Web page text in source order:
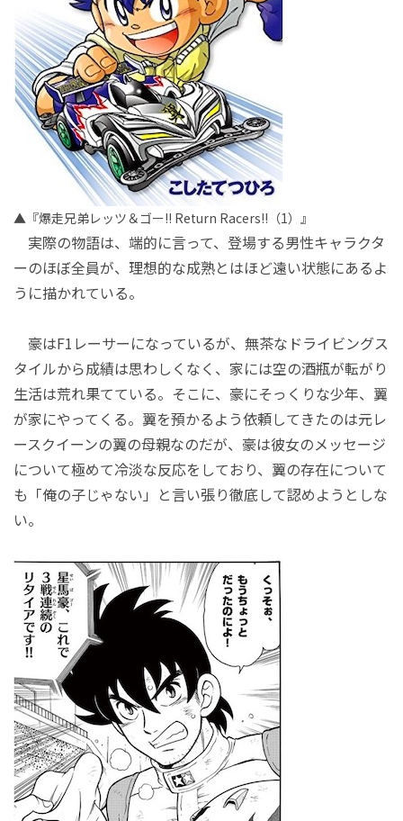
▲『爆走兄弟レッツ＆ゴー!! Return Racers!!（1）』
実際の物語は、端的に言って、登場する男性キャラクタ
ーのほぼ全員が、理想的な成熟とはほど遠い状態にあるよ
うに描かれている。
豪はF1レーサーになっているが、無茶なドライビングス
タイルから成績は思わしくなく、家には空の酒瓶が転がり
生活は荒れ果てている。そこに、豪にそっくりな少年、翼
が家にやってくる。翼を預かるよう依頼してきたのは元レ
ースクイーンの翼の母親なのだが、豪は彼女のメッセージ
について極めて冷淡な反応をしており、翼の存在について
も「俺の子じゃない」と言い張り徹底して認めようとしな
い。